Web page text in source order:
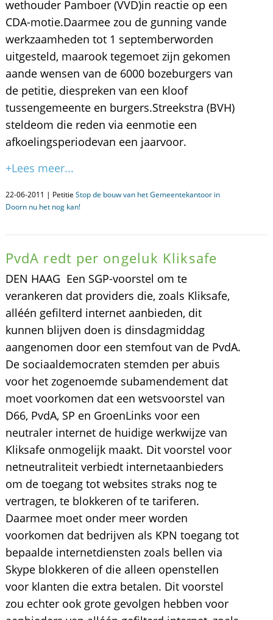
wethouder Pamboer (VVD)in reactie op een
CDA-motie.Daarmee zou de gunning vande
werkzaamheden tot 1 septemberworden
uitgesteld, maarook tegemoet zijn gekomen
aande wensen van de 6000 bozeburgers van
de petitie, diespreken van een kloof
tussengemeente en burgers.Streekstra (BVH)
steldeom die reden via eenmotie een
afkoelingsperiodevan een jaarvoor.
+Lees meer...
22-06-2011 | Petitie Stop de bouw van het Gemeentekantoor in
Doorn nu het nog kan!
PvdA redt per ongeluk Kliksafe
DEN HAAG  Een SGP-voorstel om te
verankeren dat providers die, zoals Kliksafe,
alléén gefilterd internet aanbieden, dit
kunnen blijven doen is dinsdagmiddag
aangenomen door een stemfout van de PvdA.
De sociaaldemocraten stemden per abuis
voor het zogenoemde subamendement dat
moet voorkomen dat een wetsvoorstel van
D66, PvdA, SP en GroenLinks voor een
neutraler internet de huidige werkwijze van
Kliksafe onmogelijk maakt. Dit voorstel voor
netneutraliteit verbiedt internetaanbieders
om de toegang tot websites straks nog te
vertragen, te blokkeren of te tariferen.
Daarmee moet onder meer worden
voorkomen dat bedrijven als KPN toegang tot
bepaalde internetdiensten zoals bellen via
Skype blokkeren of die alleen openstellen
voor klanten die extra betalen. Dit voorstel
zou echter ook grote gevolgen hebben voor